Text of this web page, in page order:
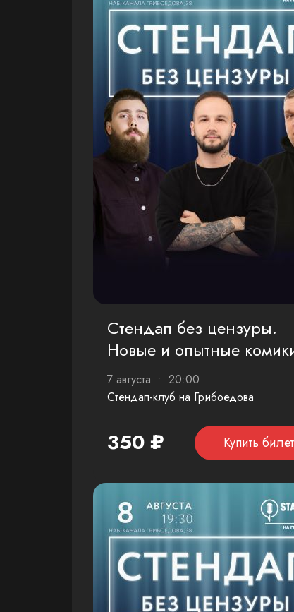
Стендап без цензуры.
Новые и опытные
7 августа • 20:00
Стендап-клуб на Грибоедова
350 ₽ Купить билет